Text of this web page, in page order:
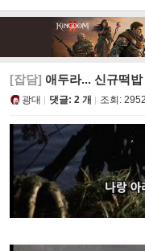
[잡담] 애두라... 신규떡
광대 댓글: 2 개 조회: 2952